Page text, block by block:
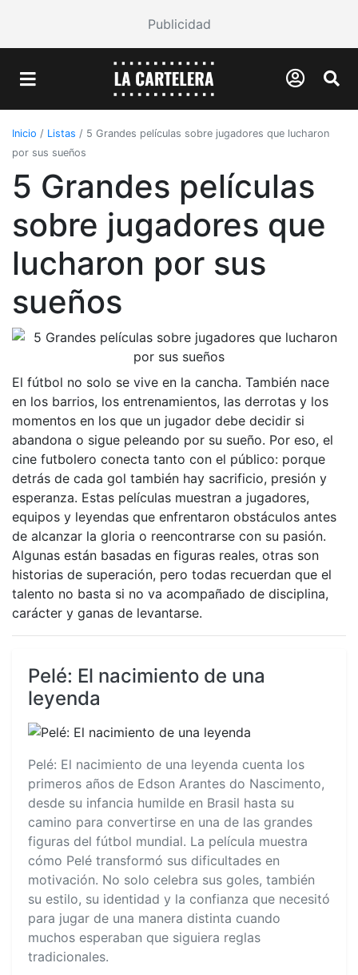
Publicidad
Inicio / Listas / 5 Grandes películas sobre jugadores que lucharon
por sus sueños
5 Grandes películas
sobre jugadores que
lucharon por sus
sueños
El fútbol no solo se vive en la cancha. También nace
en los barrios, los entrenamientos, las derrotas y los
momentos en los que un jugador debe decidir si
abandona o sigue peleando por su sueño. Por eso, el
cine futbolero conecta tanto con el público: porque
detrás de cada gol también hay sacrificio, presión y
esperanza. Estas películas muestran a jugadores,
equipos y leyendas que enfrentaron obstáculos antes
de alcanzar la gloria o reencontrarse con su pasión.
Algunas están basadas en figuras reales, otras son
historias de superación, pero todas recuerdan que el
talento no basta si no va acompañado de disciplina,
carácter y ganas de levantarse.
Pelé: El nacimiento de una
leyenda
Pelé: El nacimiento de una leyenda cuenta los
primeros años de Edson Arantes do Nascimento,
desde su infancia humilde en Brasil hasta su
camino para convertirse en una de las grandes
figuras del fútbol mundial. La película muestra
cómo Pelé transformó sus dificultades en
motivación. No solo celebra sus goles, también
su estilo, su identidad y la confianza que necesitó
para jugar de una manera distinta cuando
muchos esperaban que siguiera reglas
tradicionales.